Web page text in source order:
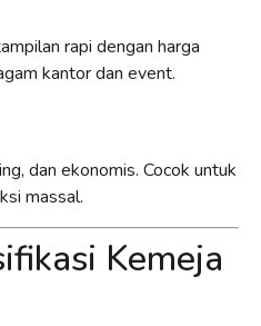
rapi dengan harga
kantor dan event.
dan ekonomis. Cocok untuk
massal.
Kemeja